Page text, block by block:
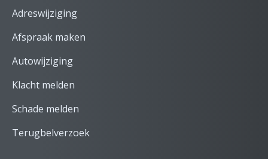
Adreswijziging
Afspraak maken
Autowijziging
Klacht melden
Schade melden
Terugbelverzoek